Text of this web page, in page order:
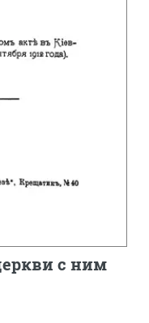
с ним